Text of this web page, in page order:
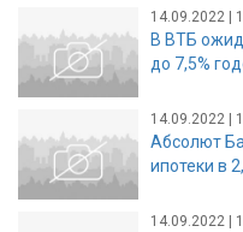
14.09.2022 |
В ВТБ
до 7,5%
14.09.2022 |
Абсолют
ипотеки в
14.09.2022 |